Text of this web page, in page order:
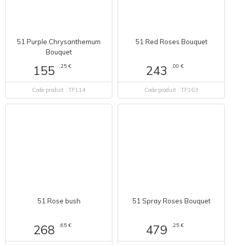
51 Purple Chrysanthemum
Bouquet
155 ,25 €
Code produit : TF114
51 Red Roses Bouquet
243 ,00 €
Code produit : TF163
51 Rose bush
268 ,65 €
51 Spray Roses Bouquet
479 ,25 €